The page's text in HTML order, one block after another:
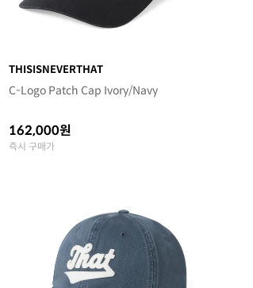
THISISNEVERTHAT
C-Logo Patch Cap Ivory/Navy
162,000원
즉시 구매가